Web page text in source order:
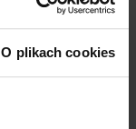
O plikach cookies